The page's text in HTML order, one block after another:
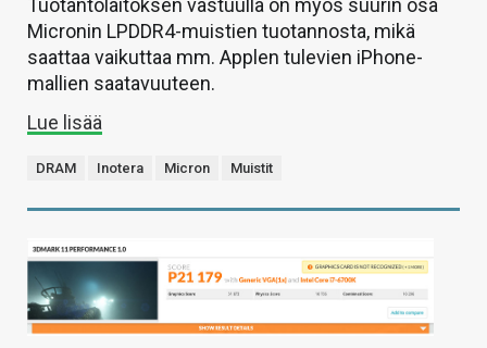
Tuotantolaitoksen vastuulla on myös suurin osa
Micronin LPDDR4-muistien tuotannosta, mikä
saattaa vaikuttaa mm. Applen tulevien iPhone-
mallien saatavuuteen.
Lue lisää
DRAM Inotera Micron Muistit